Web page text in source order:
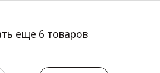
еще 6 товаров